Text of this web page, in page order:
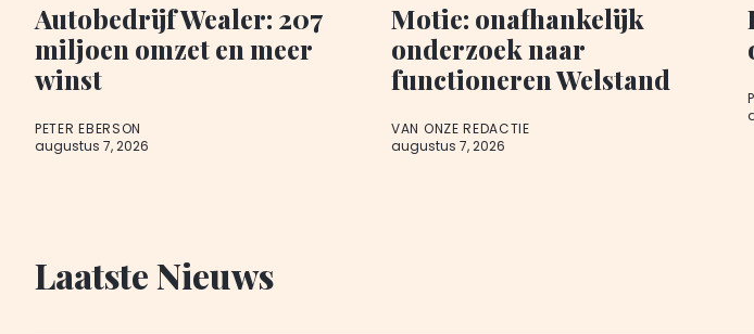
Autobedrijf Wealer: 207
miljoen omzet en meer
winst
PETER EBERSON
augustus 7, 2026
Motie: onafhankelijk
onderzoek naar
functioneren Welstand
VAN ONZE REDACTIE
augustus 7, 2026
Laatste Nieuws